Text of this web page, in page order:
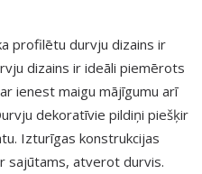
profilētu durvju dizains ir
dizains ir ideāli piemērots
ienest maigu mājīgumu arī
dekoratīvie pildiņi piešķir
Izturīgas konstrukcijas
sajūtams, atverot durvis.